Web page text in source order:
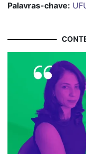
Palavras-chave: